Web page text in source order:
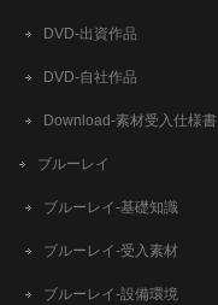
DVD-出資作品
DVD-自社作品
​Download-素材受入仕様書
ブルーレイ
ブルーレイ-基礎知識
ブルーレイ-受入素材
ブルーレイ-設備環境